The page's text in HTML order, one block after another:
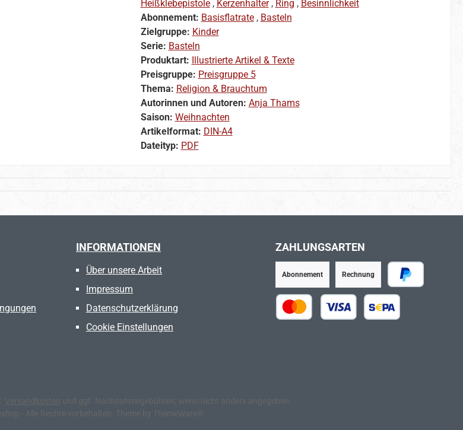
Heißklebepistole, Kerzenhalter, Ring , Besinnlichkeit
Abonnement: Basisflatrate, Basteln
Zielgruppe: Kinder
Serie: Basteln
Produktart:
Illustrierte Artikel & Texte
Preisgruppe: Preisgruppe 5
Thema: Religion & Brauchtum
Autorinnen und Autoren: Anja Thams
Saison: Weihnachten
Artikelformat: DIN-A4
Dateityp: PDF
INFORMATIONEN
Über unsere Arbeit
Impressum
Datenschutzerklärung
Cookie Einstellungen
ZAHLUNGSARTEN
PayPal
Abonnement Rechnung
Versandkosten und ggf. Nachnahmegebühren, wenn nicht anders angegeben.
- Alle Rechte vorbehalten. Theme by ThemeWare®